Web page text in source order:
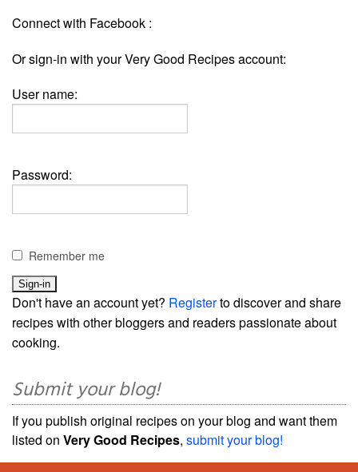
Connect with Facebook :
Or sign-in with your Very Good Recipes account:
User name:
Password:
Remember me
Don't have an account yet? Registerto discover and share
recipes with other bloggers and readers passionate about
cooking.
Submit your blog!
If you publish original recipes on your blog and want them
listed on Very Good Recipes, submit your blog!